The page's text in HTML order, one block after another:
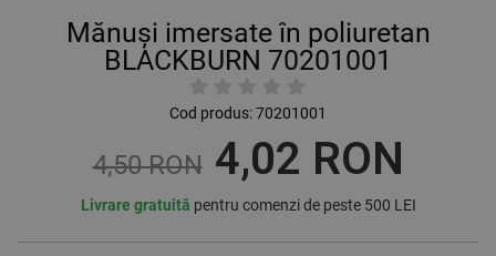
Mănuși imersate în poliuretan
BLACKBURN 70201001
Cod produs:70201001
4,50 RON 4,02 RON
Livrare gratuită pentru comenzi de peste 500 LEI